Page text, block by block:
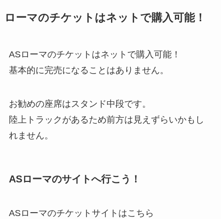
ローマのチケットはネットで購入可能！
ASローマのチケットはネットで購入可能！
基本的に完売になることはありません。
お勧めの座席はスタンド中段です。
陸上トラックがあるため前方は見えずらいかもし
れません。
ASローマのサイトへ行こう！
ASローマのチケットサイトはこちら